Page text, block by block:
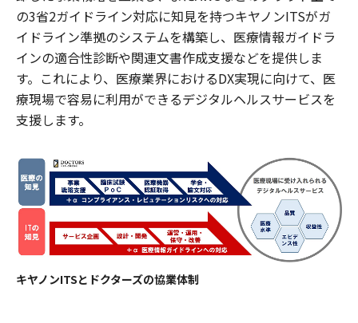
の3省2ガイドライン対応に知見を持つキヤノンITSがガ
イドライン準拠のシステムを構築し、医療情報ガイドラ
インの適合性診断や関連文書作成支援などを提供しま
す。これにより、医療業界におけるDX実現に向けて、医
療現場で容易に利用ができるデジタルヘルスサービスを
支援します。
キヤノンITSとドクターズの協業体制